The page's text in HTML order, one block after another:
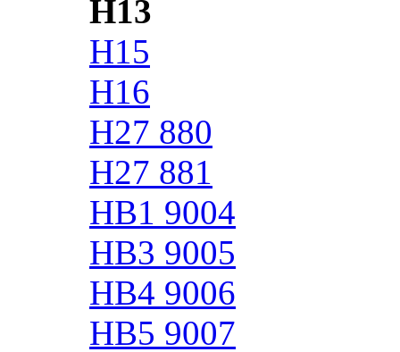
H13
H15
H16
H27 880
H27 881
HB1 9004
HB3 9005
HB4 9006
HB5 9007